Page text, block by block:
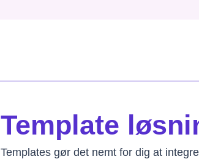
Template
Templates gør det nemt for dig at